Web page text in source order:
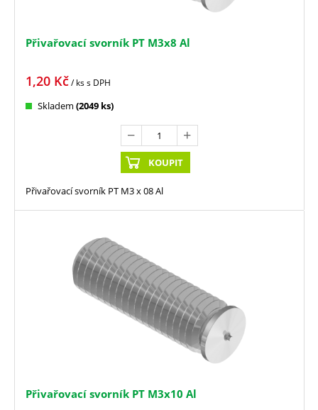
Přivařovací svorník PT M3x8 Al
1,20 Kč/ kss DPH
Skladem (2049 ks)
KOUPIT
Přivařovací svorník PT M3 x 08 Al
Přivařovací svorník PT M3x10 Al